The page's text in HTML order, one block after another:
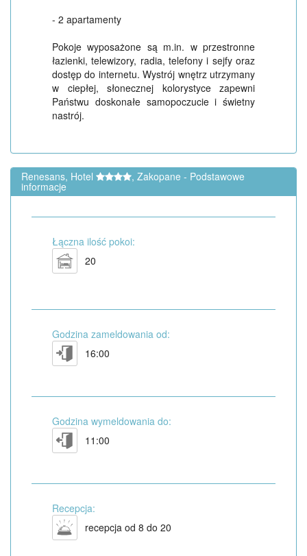
- 2 apartamenty
Pokoje wyposażone są m.in. w przestronne
łazienki, telewizory, radia, telefony i sejfy oraz
dostęp do internetu. Wystrój wnętrz utrzymany
w ciepłej, słonecznej kolorystyce zapewni
Państwu doskonałe samopoczucie i świetny
nastrój.
Renesans, Hotel , Zakopane - Podstawowe
informacje
Łączna ilość pokoi:
20
Godzina zameldowania od:
16:00
Godzina wymeldowania do:
11:00
Recepcja:
recepcja od 8 do 20